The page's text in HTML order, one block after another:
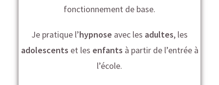
fonctionnement de base.
Je pratique l’hypnose avec les adultes, les
adolescents et les enfants à partir de l’entrée à
l’école.